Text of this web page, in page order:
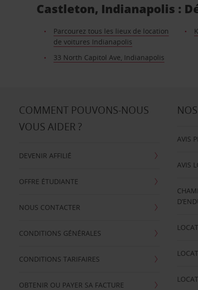
Castleton, Indianapolis :
Parcourez tous les lieux de location
de voitures Indianapolis
33 North Capitol Ave, Indianapolis
COMMENT POUVONS-NOUS
VOUS AIDER ?
DEVENIR AFFILIÉ
OFFRE ÉTUDIANTE
NOUS CONTACTER
CONDITIONS GÉNÉRALES
CONDITIONS TARIFAIRES
OBTENIR OU PAYER SA FACTURE
AVIS
AVIS